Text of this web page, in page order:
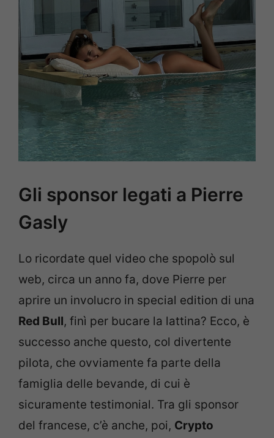
Gli sponsor legati a Pierre
Gasly
Lo ricordate quel video che spopolò sul
web, circa un anno fa, dove Pierre per
aprire un involucro in special edition di una
Red Bull, finì per bucare la lattina? Ecco, è
successo anche questo, col divertente
pilota, che ovviamente fa parte della
famiglia delle bevande, di cui è
sicuramente testimonial. Tra gli sponsor
del francese, c’è anche, poi, Crypto